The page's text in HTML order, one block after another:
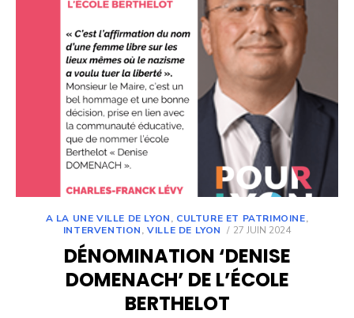
A LA UNE VILLE DE LYON, CULTURE ET PATRIMOINE,
INTERVENTION,VILLE DE LYON
POSTED
27 JUIN 2024
DÉNOMINATION ‘DENISE
DOMENACH’ DE L’ÉCOLE
BERTHELOT